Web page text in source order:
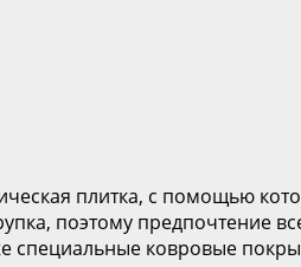
плитка, с помощью
поэтому предпочтение
специальные ковровые